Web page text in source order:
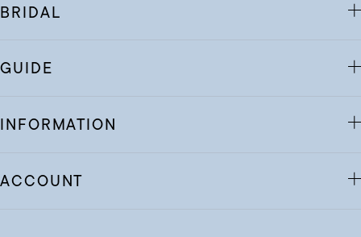
BRIDAL
GUIDE
INFORMATION
ACCOUNT